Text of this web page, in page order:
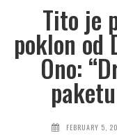
Tito je
poklon od
Ono:
FEBRUARY 5,